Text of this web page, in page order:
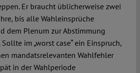
Er braucht üblicherweise zwei
bis alle Wahleinsprüche
dem Plenum zur Abstimmung
im „worst case“ ein Einspruch,
mandatsrelevanten Wahlfehler
in der Wahlperiode